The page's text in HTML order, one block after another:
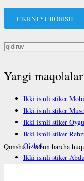
FIKRNI YUBORISH
Qidirshish:
Yangi maqolalar
Ikki ismli stiker
Ikki ismli stiker
Ikki ismli stiker
Ikki ismli stiker
O’zbek
Ikki ismli stiker
Qonshu.ir uchun barcha